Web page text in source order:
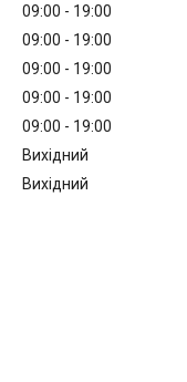
09:00
19:00
09:00
19:00
09:00
19:00
09:00
19:00
09:00
19:00
Вихідний
Вихідний